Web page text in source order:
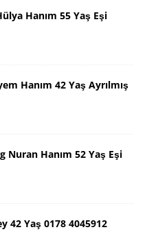
Hanım 55 Yaş Eşi
Hanım 42 Yaş Ayrılmış
Nuran Hanım 52 Yaş Eşi
42 Yaş 0178 4045912